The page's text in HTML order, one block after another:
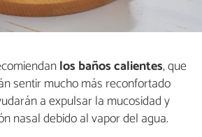
los baños calientes, que
sentir mucho más reconfortado
a expulsar la mucosidad y
nasal debido al vapor del agua.